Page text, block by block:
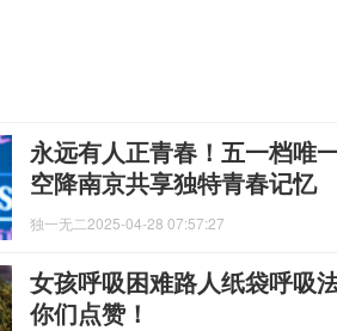
永远有人正青春！五一档唯
空降南京共享独特青春记忆
独一无二2025-04-28 07:57:27
女孩呼吸困难路人纸袋呼吸
你们点赞！